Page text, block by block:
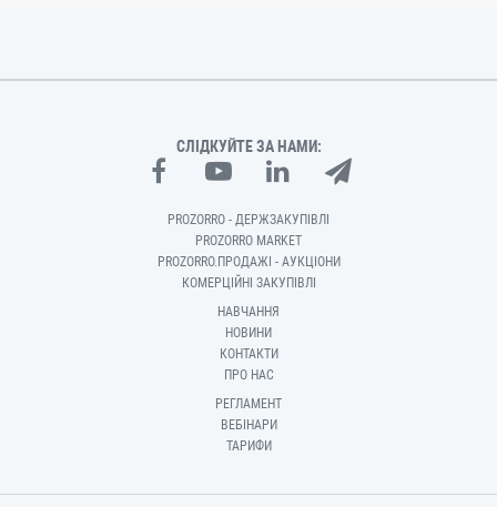
СЛІДКУЙТЕ ЗА НАМИ:
PROZORRO - ДЕРЖЗАКУПІВЛІ
PROZORRO MARKET
PROZORRO.ПРОДАЖІ - АУКЦІОНИ
КОМЕРЦІЙНІ ЗАКУПІВЛІ
НАВЧАННЯ
НОВИНИ
КОНТАКТИ
ПРО НАС
РЕГЛАМЕНТ
ВЕБІНАРИ
ТАРИФИ